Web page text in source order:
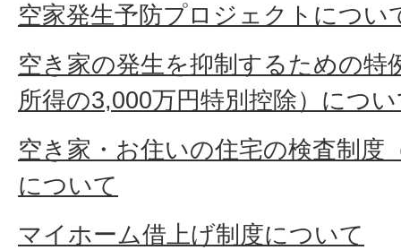
空家発生予防プロジェクトについ
空き家の発生を抑制するための特
所得の3,000万円特別控除）につ
空き家・お住いの住宅の検査制度
について
マイホーム借上げ制度について